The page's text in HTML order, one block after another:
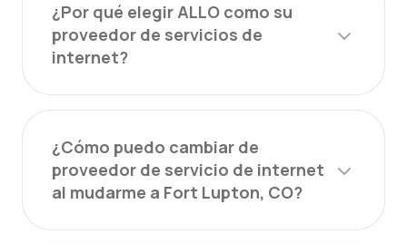
¿Por qué elegir ALLO como su
proveedor de servicios de
internet?
¿Cómo puedo cambiar de
proveedor de servicio de internet
al mudarme a Fort Lupton, CO?